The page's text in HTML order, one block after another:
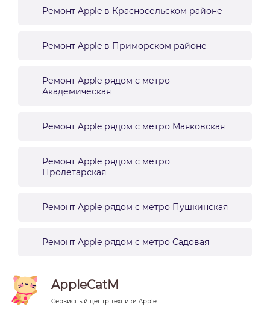
Ремонт Apple в Красносельском районе
Ремонт Apple в Приморском районе
Ремонт Apple рядом с метро
Академическая
Ремонт Apple рядом с метро Маяковская
Ремонт Apple рядом с метро
Пролетарская
Ремонт Apple рядом с метро Пушкинская
Ремонт Apple рядом с метро Садовая
AppleCatM
Сервисный центр техники Apple